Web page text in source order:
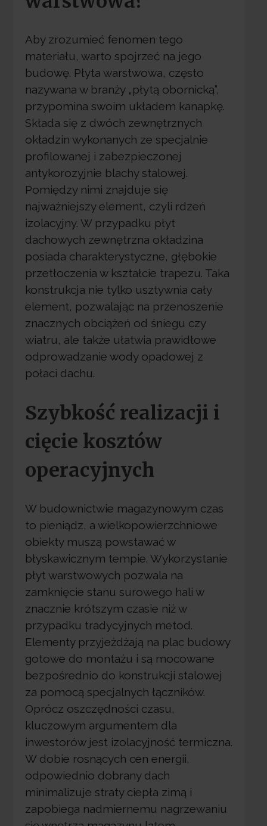
Aby zrozumieć fenomen tego
materiału, warto spojrzeć na jego
budowę. Płyta warstwowa, często
nazywana w branży „płytą obornicką”,
przypomina swoim układem kanapkę.
Składa się z dwóch zewnętrznych
okładzin wykonanych ze specjalnie
profilowanej i zabezpieczonej
antykorozyjnie blachy stalowej.
Pomiędzy nimi znajduje się
najważniejszy element, czyli rdzeń
izolacyjny. W przypadku płyt
dachowych zewnętrzna okładzina
posiada charakterystyczne, głębokie
przetłoczenia w kształcie trapezu. Taka
konstrukcja nie tylko usztywnia cały
element, pozwalając na przenoszenie
znacznych obciążeń od śniegu czy
wiatru, ale także ułatwia prawidłowe
odprowadzanie wody opadowej z
połaci dachu.
Szybkość realizacji i
cięcie kosztów
operacyjnych
W budownictwie magazynowym czas
to pieniądz, a wielkopowierzchniowe
obiekty muszą powstawać w
błyskawicznym tempie. Wykorzystanie
płyt warstwowych pozwala na
zamknięcie stanu surowego hali w
znacznie krótszym czasie niż w
przypadku tradycyjnych metod.
Elementy przyjeżdżają na plac budowy
gotowe do montażu i są mocowane
bezpośrednio do konstrukcji stalowej
za pomocą specjalnych łączników.
Oprócz oszczędności czasu,
kluczowym argumentem dla
inwestorów jest izolacyjność termiczna.
W dobie rosnących cen energii,
odpowiednio dobrany dach
minimalizuje straty ciepła zimą i
zapobiega nadmiernemu nagrzewaniu